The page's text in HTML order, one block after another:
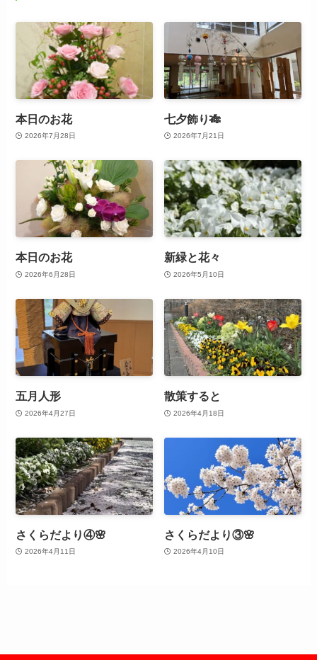
本日のお花
2026年7月28日
七夕飾り🎋
2026年7月21日
本日のお花
2026年6月28日
新緑と花々
2026年5月10日
五月人形
2026年4月27日
散策すると
2026年4月18日
さくらだより④🌸
2026年4月11日
さくらだより③🌸
2026年4月10日